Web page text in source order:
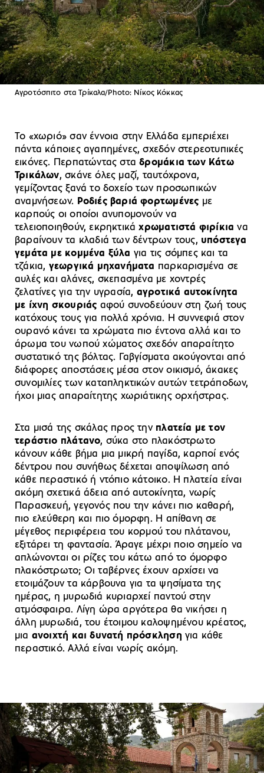
Αγροτόσπιτο στα Τρίκαλα/Photo: Νίκος Κόκκας
Το «χωριό» σαν έννοια στην Ελλάδα εμπεριέχει
πάντα κάποιες αγαπημένες, σχεδόν στερεοτυπικές
εικόνες. Περπατώντας σταδρομάκια των Κάτω
Τρικάλων, σκάνε όλες μαζί, ταυτόχρονα,
γεμίζοντας ξανά το δοχείο των προσωπικών
αναμνήσεων. Ροδιές βαριά φορτωμένες με
καρπούς οι οποίοι ανυπομονούν να
τελειοποιηθούν, εκρηκτικάχρωματιστά φιρίκια να
βαραίνουν τα κλαδιά των δέντρων τους, υπόστεγα
γεμάτα με κομμένα ξύλα για τις σόμπες και τα
τζάκια, γεωργικά μηχανήματα παρκαρισμένα σε
αυλές και αλάνες, σκεπασμένα με χοντρές
ζελατίνες για την υγρασία, αγροτικά αυτοκίνητα
με ίχνη σκουριάς αφού συνοδεύουν στη ζωή τους
κατόχους τους για πολλά χρόνια. Η συννεφιά στον
ουρανό κάνει τα χρώματα πιο έντονα αλλά και το
άρωμα του νωπού χώματος σχεδόν απαραίτητο
συστατικό της βόλτας. Γαβγίσματα ακούγονται από
διάφορες αποστάσεις μέσα στον οικισμό, άκακες
συνομιλίες των καταπληκτικών αυτών τετράποδων,
ήχοι μιας απαραίτητης χωριάτικης ορχήστρας.
Στα μισά της σκάλας προς την πλατεία με τον
τεράστιο πλάτανο, σύκα στο πλακόστρωτο
κάνουν κάθε βήμα μια μικρή παγίδα, καρποί ενός
δέντρου που συνήθως δέχεται αποψίλωση από
κάθε περαστικό ή ντόπιο κάτοικο. Η πλατεία είναι
ακόμη σχετικά άδεια από αυτοκίνητα, νωρίς
Παρασκευή, γεγονός που την κάνει πιο καθαρή,
πιο ελεύθερη και πιο όμορφη. Η απίθανη σε
μέγεθος περιφέρεια του κορμού του πλάτανου,
εξιτάρει τη φαντασία. Άραγε μέχρι ποιο σημείο να
απλώνονται οι ρίζες του κάτω από το όμορφο
πλακόστρωτο; Οι ταβέρνες έχουν αρχίσει να
ετοιμάζουν τα κάρβουνα για τα ψησίματα της
ημέρας, η μυρωδιά κυριαρχεί παντού στην
ατμόσφαιρα. Λίγη ώρα αργότερα θα νικήσει η
άλλη μυρωδιά, του έτοιμου καλοψημένου κρέατος,
μια ανοιχτή και δυνατή πρόσκληση για κάθε
περαστικό. Αλλά είναι νωρίς ακόμη.